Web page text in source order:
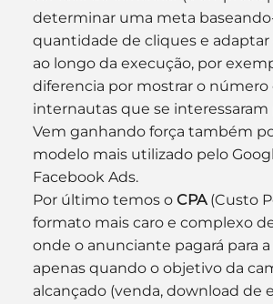
determinar uma meta
quantidade de cliques e
ao longo da execução, por
diferencia por mostrar o número
internautas que se interessaram
Vem ganhando força também
modelo mais utilizado pelo
Facebook Ads.
Por último temos o CPA (Custo
formato mais caro e complexo
onde o anunciante pagará para
apenas quando o objetivo da
alcançado (venda, download de